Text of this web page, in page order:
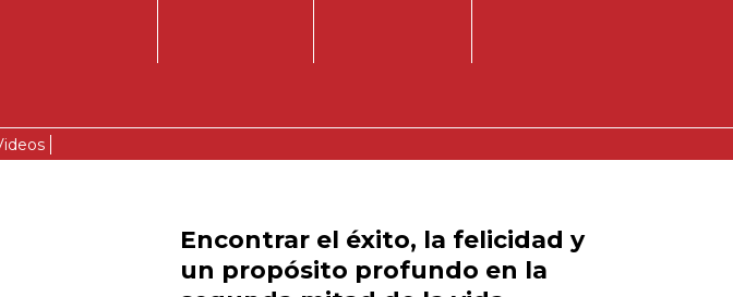
Encontrar el éxito, la felicidad y
un propósito profundo en la